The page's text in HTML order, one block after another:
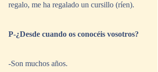
regalo, me ha regalado un cursillo (ríen).
P-¿Desde cuando os conocéis vosotros?
-Son muchos años.